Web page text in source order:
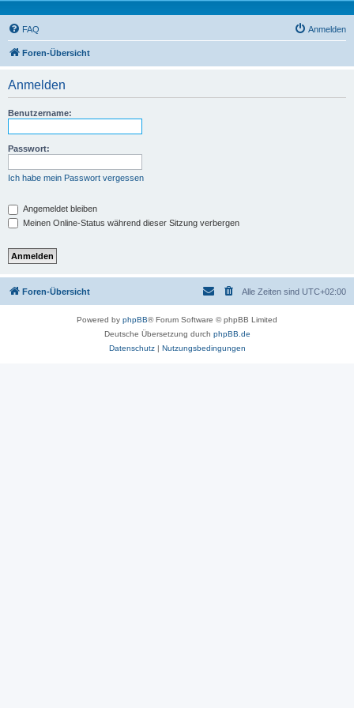
FAQ Anmelden
Foren-Übersicht
Anmelden
Benutzername:
Passwort:
Ich habe mein Passwort vergessen
Angemeldet bleiben
Meinen Online-Status während dieser Sitzung verbergen
Foren-Übersicht Alle Zeiten sind UTC+02:00
Powered by phpBB® Forum Software © phpBB Limited
Deutsche Übersetzung durch phpBB.de
Datenschutz| Nutzungsbedingungen